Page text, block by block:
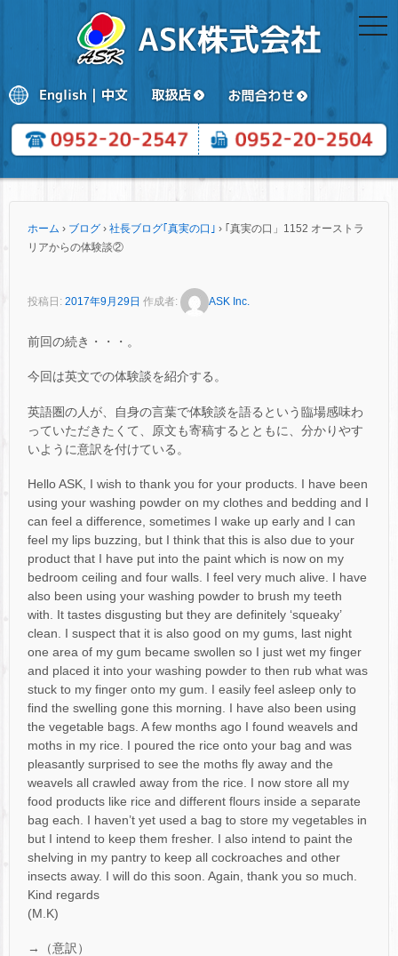
ホーム › ブログ › 社長ブログ｢真実の口｣ › ｢真実の口」1152 オーストラ
リアからの体験談②
投稿日: 2017年9月29日 作成者: ASK Inc.
前回の続き・・・。
今回は英文での体験談を紹介する。
英語圏の人が、自身の言葉で体験談を語るという臨場感味わ
っていただきたくて、原文も寄稿するとともに、分かりやす
いように意訳を付けている。
Hello ASK, I wish to thank you for your products. I have been
using your washing powder on my clothes and bedding and I
can feel a difference, sometimes I wake up early and I can
feel my lips buzzing, but I think that this is also due to your
product that I have put into the paint which is now on my
bedroom ceiling and four walls. I feel very much alive. I have
also been using your washing powder to brush my teeth
with. It tastes disgusting but they are definitely ‘squeaky’
clean. I suspect that it is also good on my gums, last night
one area of my gum became swollen so I just wet my finger
and placed it into your washing powder to then rub what was
stuck to my finger onto my gum. I easily feel asleep only to
find the swelling gone this morning. I have also been using
the vegetable bags. A few months ago I found weavels and
moths in my rice. I poured the rice onto your bag and was
pleasantly surprised to see the moths fly away and the
weavels all crawled away from the rice. I now store all my
food products like rice and different flours inside a separate
bag each. I haven’t yet used a bag to store my vegetables in
but I intend to keep them fresher. I also intend to paint the
shelving in my pantry to keep all cockroaches and other
insects away. I will do this soon. Again, thank you so much.
Kind regards
(M.K)
→（意訳）